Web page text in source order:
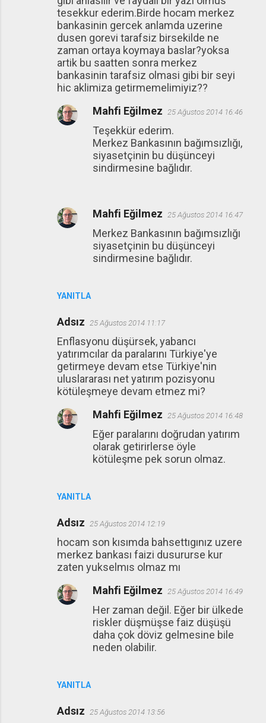
tesekkur ederim.Birde hocam merkez
bankasinin gercek anlamda uzerine
dusen gorevi tarafsiz birsekilde ne
zaman ortaya koymaya baslar?yoksa
artik bu saatten sonra merkez
bankasinin tarafsiz olmasi gibi bir seyi
hic aklimiza getirmemelimiyiz??
YANITLA
Mahfi Eğilmez 25 Ağustos 2014 16:46
Teşekkür ederim.
Merkez Bankasının bağımsızlığı,
siyasetçinin bu düşünceyi
sindirmesine bağlıdır.
Mahfi Eğilmez 25 Ağustos 2014 16:47
Merkez Bankasının bağımsızlığı
siyasetçinin bu düşünceyi
sindirmesine bağlıdır.
Adsız 25 Ağustos 2014 11:17
Enflasyonu düşürsek, yabancı
yatırımcılar da paralarını Türkiye'ye
getirmeye devam etse Türkiye'nin
uluslararası net yatırım pozisyonu
kötüleşmeye devam etmez mi?
YANITLA
Mahfi Eğilmez 25 Ağustos 2014 16:48
Eğer paralarını doğrudan yatırım
olarak getirirlerse öyle
kötüleşme pek sorun olmaz.
Adsız 25 Ağustos 2014 12:19
hocam son kısımda bahsettıgınız uzere
merkez bankası faizi dusururse kur
zaten yukselmıs olmaz mı
YANITLA
Mahfi Eğilmez 25 Ağustos 2014 16:49
Her zaman değil. Eğer bir ülkede
riskler düşmüşse faiz düşüşü
daha çok döviz gelmesine bile
neden olabilir.
Adsız 25 Ağustos 2014 13:56